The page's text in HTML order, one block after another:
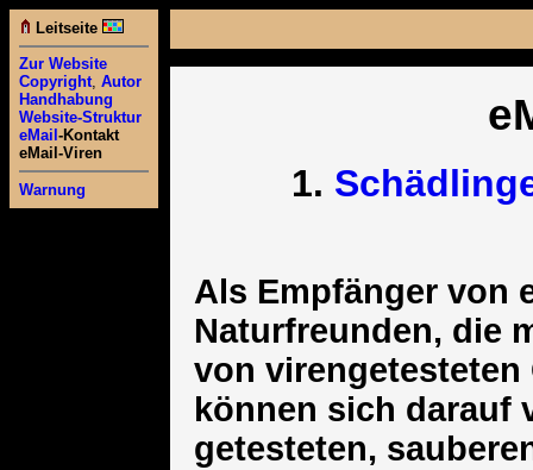
Leitseite
Zur Website
Copyright, Autor
Handhabung
Website-Struktur
eMail -Kontakt
eMail-Viren
Warnung 1.
Als Empfänger von
Naturfreunden, die
von virengetesteten
können sich darauf
getesteten,